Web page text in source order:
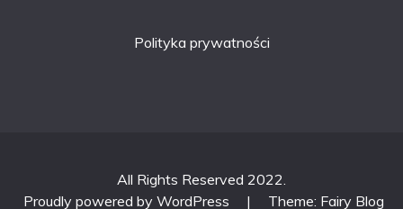
Polityka prywatności
All Rights Reserved 2022.
Proudly powered by WordPress
| Theme: Fairy Blog